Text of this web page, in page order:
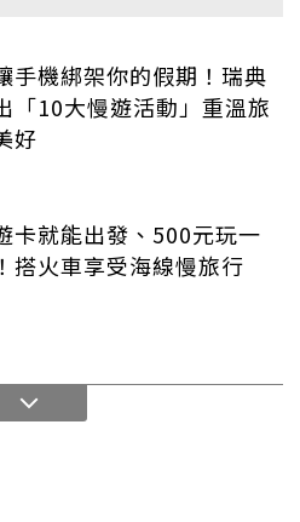
手機綁架你的假期！瑞典
「10大慢遊活動」重溫旅
好
卡就能出發、500元玩一
搭火車享受海線慢旅行